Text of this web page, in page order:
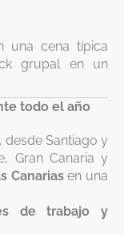
cena típica
grupal en un
todo el año
desde Santiago y
Gran Canaria y
Canariasen una
de trabajo y